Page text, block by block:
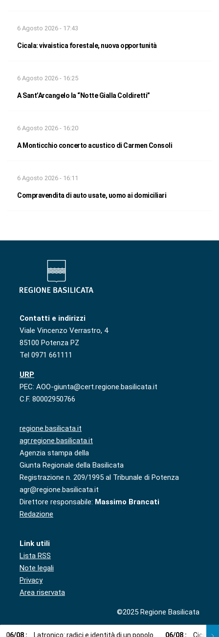
6 Agosto 2026 - 17:43
Cicala: vivaistica forestale, nuova opportunità
6 Agosto 2026 - 16:25
A Sant’Arcangelo la “Notte Gialla Coldiretti”
6 Agosto 2026 - 16:20
A Monticchio concerto acustico di Carmen Consoli
6 Agosto 2026 - 16:11
Compravendita di auto usate, uomo ai domiciliari
Contatti e indirizzi
Viale Vincenzo Verrastro, 4
85100 Potenza PZ
Tel 0971 661111
URP
PEC: AOO-giunta@cert.regione.basilicata.it
C.F. 80002950766
regione.basilicata.it
agr.regione.basilicata.it
Agenzia stampa della
Giunta Regionale della Basilicata
Registrazione n. 209/1995 al Tribunale di Potenza
agr@regione.basilicata.it
Direttore responsabile: Massimo Brancati
Redazione
Link utili
Lista RSS
Note legali
Privacy
Area riservata
©2025 Regione Basilicata
06/08 : Latronico: radici e identità di un popolo 06/08 : Cicala: